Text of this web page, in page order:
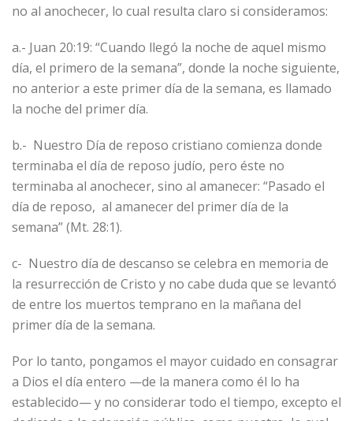
no al anochecer, lo cual resulta claro si consideramos:
a.- Juan 20:19: “Cuando llegó la noche de aquel mismo
día, el primero de la semana”, donde la noche siguiente,
no anterior a este primer día de la semana, es llamado
la noche del primer día.
b.- Nuestro Día de reposo cristiano comienza donde
terminaba el día de reposo judío, pero éste no
terminaba al anochecer, sino al amanecer: “Pasado el
día de reposo, al amanecer del primer día de la
semana” (Mt. 28:1).
c- Nuestro día de descanso se celebra en memoria de
la resurrección de Cristo y no cabe duda que se levantó
de entre los muertos temprano en la mañana del
primer día de la semana.
Por lo tanto, pongamos el mayor cuidado en consagrar
a Dios el día entero —de la manera como él lo ha
establecido— y no considerar todo el tiempo, excepto el